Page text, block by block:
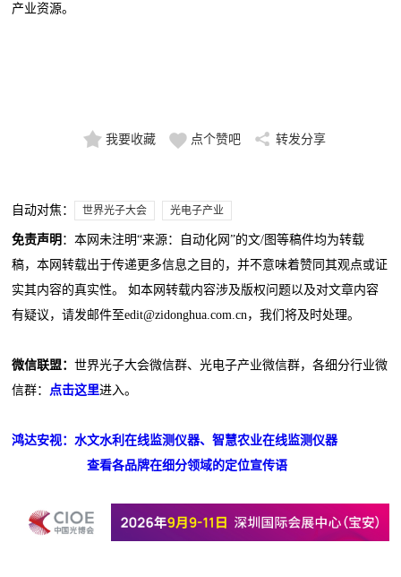
产业资源。
我要收藏 点个赞吧 转发分享
自动对焦： 世界光子大会 光电子产业
免责声明 ：本网未注明“来源：自动化网”的文/图等稿件均为转载
稿，本网转载出于传递更多信息之目的，并不意味着赞同其观点或证
实其内容的真实性。 如本网转载内容涉及版权问题以及对文章内容
有疑议，请发邮件至edit@zidonghua.com.cn，我们将及时处理。
微信联盟：世界光子大会微信群、光电子产业微信群，各细分行业微
信群：
点击这里进入。
鸿达安视：水文水利在线监测仪器、智慧农业在线监测仪器
查看各品牌在细分领域的定位宣传语